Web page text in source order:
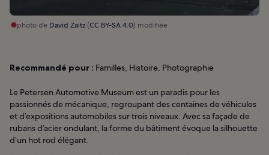
photo de David Zaitz(CC BY-SA 4.0) modifiée
Recommandé pour : Familles, Histoire, Photographie
Le Petersen Automotive Museum est un paradis pour les
passionnés de mécanique, regroupant des centaines de véhicules
et d’expositions automobiles sur trois niveaux. Avec sa façade de
rubans d’acier ondulant, la forme du bâtiment évoque la silhouette
d’un hot rod élégant.